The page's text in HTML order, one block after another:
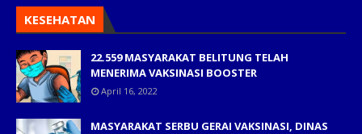
KESEHATAN
22.559 MASYARAKAT BELITUNG TELAH
MENERIMA VAKSINASI BOOSTER
April 16, 2022
MASYARAKAT SERBU GERAI VAKSINASI, DINAS